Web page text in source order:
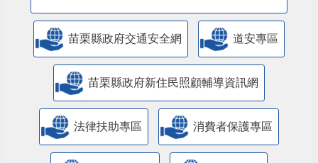
苗栗縣政府交通安全網 道安專區
苗栗縣政府新住民照顧輔導資訊網
法律扶助專區 消費者保護專區